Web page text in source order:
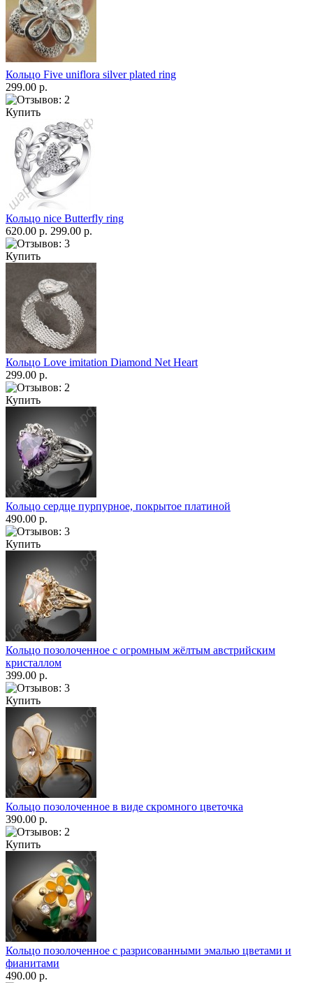
Кольцо Five uniflora silver plated ring
299.00 р.
Купить
Кольцо nice Butterfly ring
620.00 р. 299.00 р.
Купить
Кольцо Love imitation Diamond Net Heart
299.00 р.
Купить
Кольцо сердце пурпурное, покрытое платиной
490.00 р.
Купить
Кольцо позолоченное с огромным жёлтым австрийским
кристаллом
399.00 р.
Купить
Кольцо позолоченное в виде скромного цветочка
390.00 р.
Купить
Кольцо позолоченное с разрисованными эмалью цветами и
фианитами
490.00 р.